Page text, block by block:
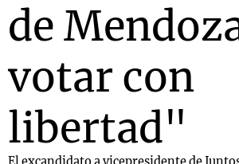
de
votar con
libertad"